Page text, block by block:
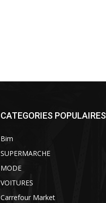
CATEGORIES POPULAIRES
Bim
SUPERMARCHE
MODE
VOITURES
Carrefour Market